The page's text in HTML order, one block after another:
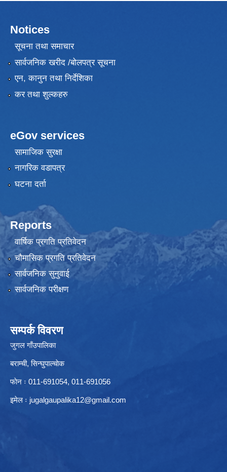
Notices
सूचना तथा समाचार
सार्वजनिक खरीद /बोलपत्र सूचना
एन, कानुन तथा निर्देशिका
कर तथा शुल्कहरु
eGov services
सामाजिक सुरक्षा
नागरिक वडापत्र
घटना दर्ता
Reports
वार्षिक प्रगति प्रतिवेदन
चौमासिक प्रगति प्रतिवेदन
सार्वजनिक सुनुवाई
सार्वजनिक परीक्षण
सम्पर्क विवरण
जुगल गाँउपालिका
बराम्ची, सिन्घुपाल्चाेक
फाेन ः 011-691054, 011-691056
इमेल ः jugalgaupalika12@gmail.com